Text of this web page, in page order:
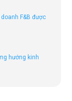
F&B được
hướng kinh